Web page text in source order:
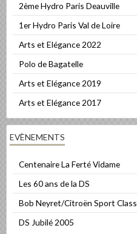
2ème Hydro Paris Deauville
1er Hydro Paris Val de Loire
Arts et Elégance 2022
Polo de Bagatelle
Arts et Elégance 2019
Arts et Elégance 2017
EVÈNEMENTS
Centenaire La Ferté Vidame
Les 60 ans de la DS
Bob Neyret/Citroën Sport Class
DS Jubilé 2005